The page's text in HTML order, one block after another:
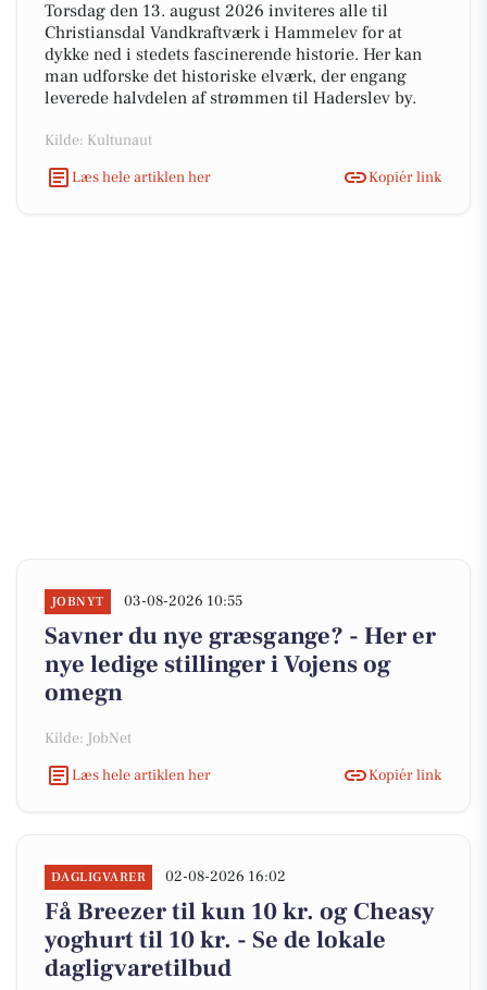
Torsdag den 13. august 2026 inviteres alle til
Christiansdal Vandkraftværk i Hammelev for at
dykke ned i stedets fascinerende historie. Her kan
man udforske det historiske elværk, der engang
leverede halvdelen af strømmen til Haderslev by.
Kilde: Kultunaut
Læs hele artiklen her
Kopiér link
JOBNYT 03-08-2026 10:55
Savner du nye græsgange? - Her er
nye ledige stillinger i Vojens og
omegn
Kilde: JobNet
Læs hele artiklen her
Kopiér link
DAGLIGVARER 02-08-2026 16:02
Få Breezer til kun 10 kr. og Cheasy
yoghurt til 10 kr. - Se de lokale
dagligvaretilbud